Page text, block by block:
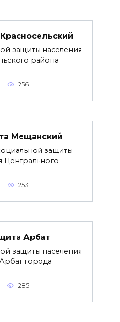
защиты населения
района
256
Мещанский
защиты
Центрального
253
Арбат
защиты населения
города
285